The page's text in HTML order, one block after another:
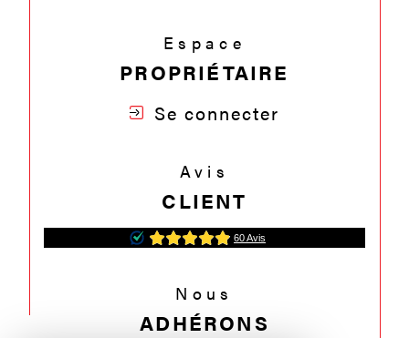
Espace
PROPRIÉTAIRE
Se connecter
Avis
CLIENT
Nous
ADHÉRONS